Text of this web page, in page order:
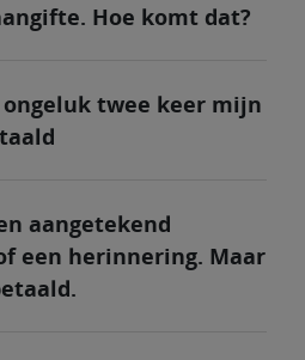
Hoe komt dat?
twee keer mijn
aangetekend
een herinnering. Maar